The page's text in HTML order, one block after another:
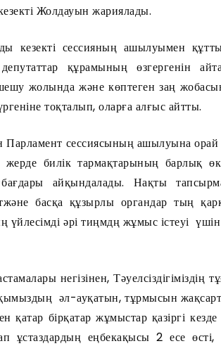
Жолдауын жариялады.
кезекті сессияның ашылуымен
құрамының өзгергенін
шешу жолында және көптеген заң
тоқталып, оларға алғыс айтты.
сессиясының ашылуына орай
билік тармақтарының барлық
айқындалады. Нақты
басқа құзырлы органдар тың
үйлесімді әрі тиңмдң жұмыс істеуі
негізінен, Тәуелсіздігіміздің
әл-ауқатын, тұрмысын
қатар бірқатар жұмыстар қазіргі
еңбекақысы 2 есе өсті,